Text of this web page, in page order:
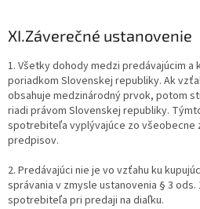
XI.Záverečné ustanovenie
1. Všetky dohody medzi predávajúcim a
poriadkom Slovenskej republiky. Ak
obsahuje medzinárodný prvok, potom
riadi právom Slovenskej republiky.
spotrebiteľa vyplývajúce zo všeobecne
predpisov.
2. Predávajúci nie je vo vzťahu ku
správania v zmysle ustanovenia § 3 ods.
spotrebiteľa pri predaji na diaľku.